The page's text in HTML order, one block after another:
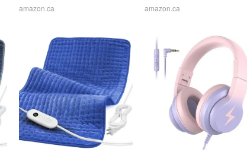
amazon.ca amazon.ca